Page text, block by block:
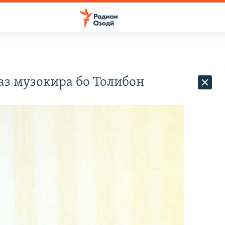
музокира бо Толибон